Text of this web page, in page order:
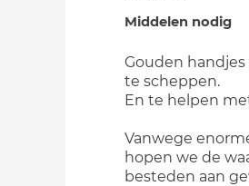
Middelen nodig
Gouden
te scheppen.
En te helpen
Vanwege
hopen we de
besteden aan